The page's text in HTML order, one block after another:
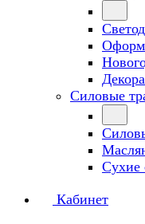
Силовые
Сухие
Кабинет